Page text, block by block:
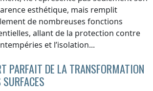
esthétique, mais remplit
de nombreuses fonctions
allant de la protection contre
et l’isolation...
PARFAIT DE LA TRANSFORMATION
SURFACES